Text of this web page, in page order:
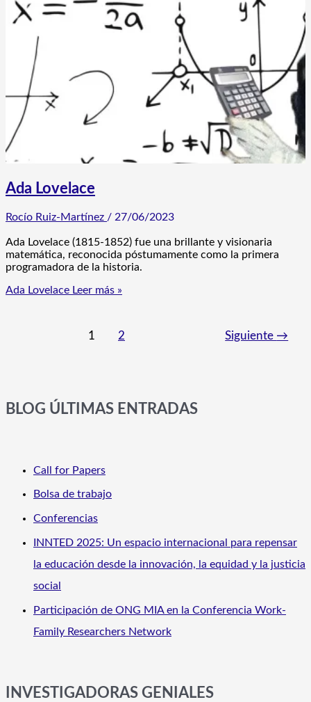
Ada Lovelace
Rocío Ruiz-Martínez / 27/06/2023
Ada Lovelace (1815-1852) fue una brillante y visionaria
matemática, reconocida póstumamente como la primera
programadora de la historia.
Ada Lovelace Leer más »
1 2 Siguiente →
BLOG ÚLTIMAS ENTRADAS
Call for Papers
Bolsa de trabajo
Conferencias
INNTED 2025: Un espacio internacional para repensar
la educación desde la innovación, la equidad y la justicia
social
Participación de ONG MIA en la Conferencia Work-
Family Researchers Network
INVESTIGADORAS GENIALES